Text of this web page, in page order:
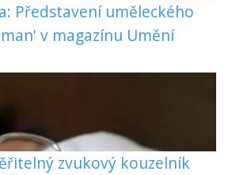
Představení uměleckého
v magazínu Umění
zvukový kouzelník